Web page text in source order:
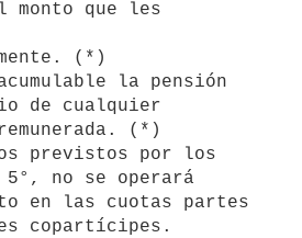
monto que les
la pensión
de cualquier
previstos por los
5°, no se operará
copartícipes.